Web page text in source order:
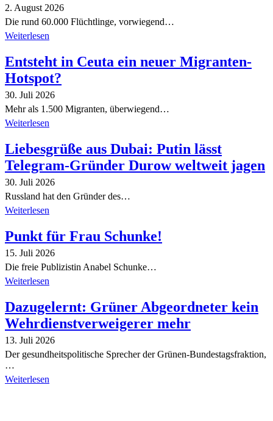
2. August 2026
Die rund 60.000 Flüchtlinge, vorwiegend…
Weiterlesen
Entsteht in Ceuta ein neuer Migranten-
Hotspot?
30. Juli 2026
Mehr als 1.500 Migranten, überwiegend…
Weiterlesen
Liebesgrüße aus Dubai: Putin lässt
Telegram-Gründer Durow weltweit jagen
30. Juli 2026
Russland hat den Gründer des…
Weiterlesen
Punkt für Frau Schunke!
15. Juli 2026
Die freie Publizistin Anabel Schunke…
Weiterlesen
Dazugelernt: Grüner Abgeordneter kein
Wehrdienstverweigerer mehr
13. Juli 2026
Der gesundheitspolitische Sprecher der Grünen-Bundestagsfraktion,
…
Weiterlesen